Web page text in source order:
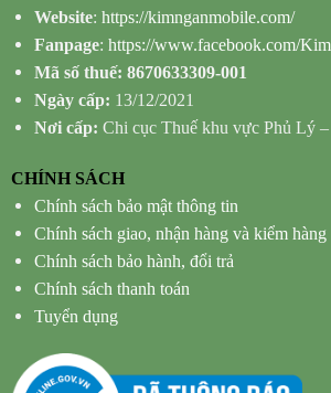
Website: https://kimnganmobile.com/
Fanpage: https://www.facebook.com/
Mã số thuế: 8670633309-001
Ngày cấp: 13/12/2021
Nơi cấp: Chi cục Thuế khu vực Phủ Lý
CHÍNH SÁCH
Chính sách bảo mật thông tin
Chính sách giao, nhận hàng và kiểm hàng
Chính sách bảo hành, đổi trả
Chính sách thanh toán
Tuyển dụng